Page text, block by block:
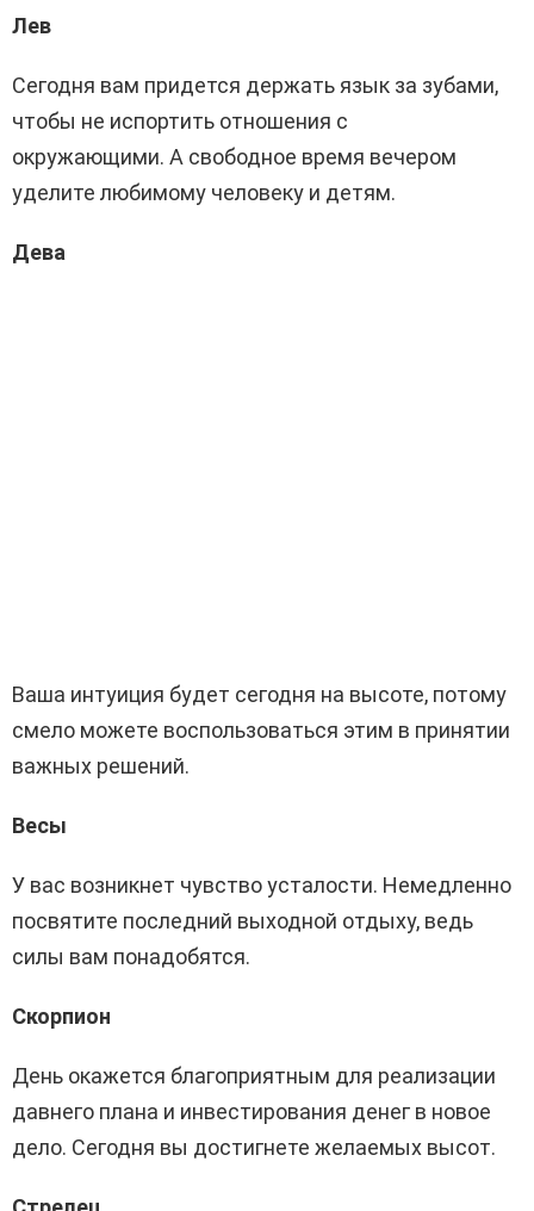
Лев
Сегодня вам придется держать язык за зубами,
чтобы не испортить отношения с
окружающими. А свободное время вечером
уделите любимому человеку и детям.
Дева
Ваша интуиция будет сегодня на высоте, потому
смело можете воспользоваться этим в принятии
важных решений.
Весы
У вас возникнет чувство усталости. Немедленно
посвятите последний выходной отдыху, ведь
силы вам понадобятся.
Скорпион
День окажется благоприятным для реализации
давнего плана и инвестирования денег в новое
дело. Сегодня вы достигнете желаемых высот.